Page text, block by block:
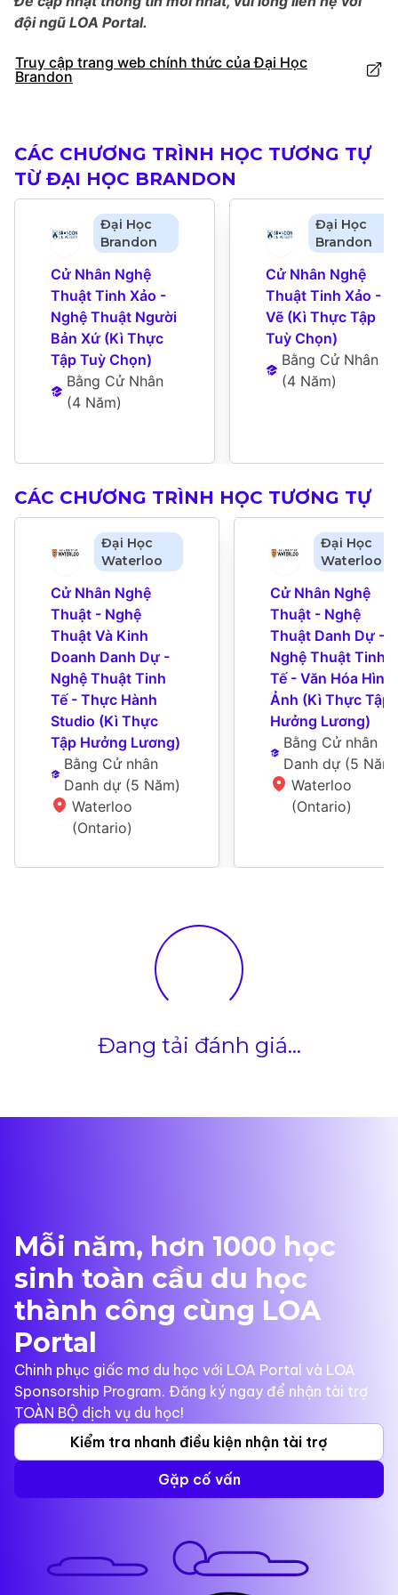
đội ngũ LOA Portal.
Truy cập trang web chính thức của Đại Học
Brandon
CÁC CHƯƠNG TRÌNH HỌC TƯƠNG TỰ
TỪ ĐẠI HỌC BRANDON
Đại Học
Brandon
Cử Nhân Nghệ
Thuật Tinh Xảo -
Nghệ Thuật Người
Bản Xứ (Kì Thực
Tập Tuỳ Chọn)
Bằng Cử Nhân
(4 Năm)
Đại Học
Brandon
Cử Nhân Nghệ
Thuật Tinh Xảo -
Vẽ (Kì Thực Tập
Tuỳ Chọn)
Bằng Cử Nhân
(4 Năm)
CÁC CHƯƠNG TRÌNH HỌC TƯƠNG TỰ
Đại Học
Waterloo
Cử Nhân Nghệ
Thuật - Nghệ
Thuật Và Kinh
Doanh Danh Dự -
Nghệ Thuật Tinh
Tế - Thực Hành
Studio (Kì Thực
Tập Hưởng Lương)
Bằng Cử nhân
Danh dự (5 Năm)
Waterloo
(Ontario)
Đại Học
Waterloo
Cử Nhân Nghệ
Thuật - Nghệ
Thuật Danh Dự -
Nghệ Thuật Tinh
Tế - Văn Hóa Hình
Ảnh (Kì Thực Tập
Hưởng Lương)
Bằng Cử nhân
Danh dự (5 Năm
Waterloo
(Ontario)
Đang tải đánh giá...
Mỗi năm, hơn 1000 học
sinh toàn cầu du học
thành công cùng LOA
Portal
Chinh phục giấc mơ du học với LOA Portal và LOA
Sponsorship Program. Đăng ký ngay để nhận tài trợ
TOÀN BỘ dịch vụ du học!
Kiểm tra nhanh điều kiện nhận tài trợ
Gặp cố vấn